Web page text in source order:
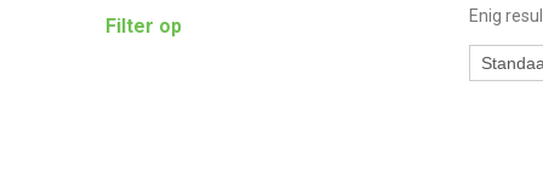
Filter op Enig